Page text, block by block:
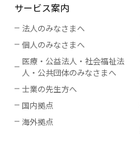
サービス案内
法人のみなさまへ
個人のみなさまへ
医療・公益法人・社会福祉法
人 ・ 公共団体のみなさまへ
士業の先生方へ
国内拠点
海外拠点